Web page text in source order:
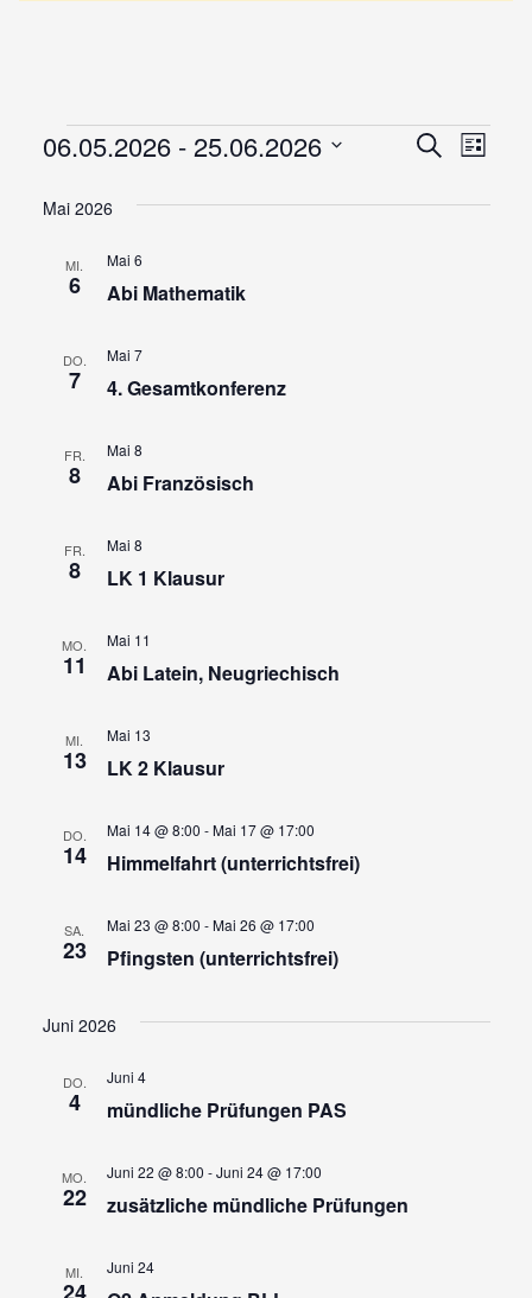
Veranstaltungen
und
SucheListe
06.05.2026 - 25.06.2026
Mai 2026
MI.
6 Abi Mathematik
Mai 6
DO.
7 4. Gesamtkonferenz
Mai 7
FR.
8 Abi Französisch
Mai 8
FR.
8 LK 1 Klausur
Mai 8
MO.
11 Abi Latein, Neugriechisch
Mai 11
MI.
13 LK 2 Klausur
Mai 13
DO.
14 Himmelfahrt (unterrichtsfrei)
Mai 14 @ 8:00 -Mai 17 @ 17:00
SA.
23 Pfingsten (unterrichtsfrei)
Mai 23 @ 8:00 -Mai 26 @ 17:00
Juni 2026
DO.
4 mündliche Prüfungen PAS
Juni 4
MO.
22 zusätzliche mündliche Prüfungen
Juni 22 @ 8:00 -Juni 24 @ 17:00
MI.
24
Juni 24